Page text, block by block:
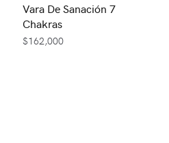
Vara De Sanación 7
Chakras
$162,000